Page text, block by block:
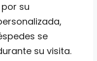
su
se
su visita.